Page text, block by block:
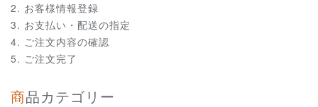
お客様情報登録
お支払い・配送の指定
ご注文内容の確認
ご注文完了
商品カテゴリー